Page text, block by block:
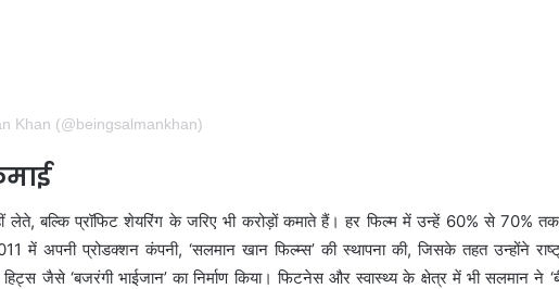
Khan (@beingsalmankhan)
लेते, बल्कि प्रॉफिट शेयरिंग के जरिए भी करोड़ों कमाते हैं। हर फिल्म में उन्हें 60% से 70%
में अपनी प्रोडक्शन कंपनी, ‘सलमान खान फिल्म्स’ की स्थापना की, जिसके तहत उन्होंने
जैसे ‘बजरंगी भाईजान’ का निर्माण किया। फिटनेस और स्वास्थ्य के क्षेत्र में भी सलमान ने